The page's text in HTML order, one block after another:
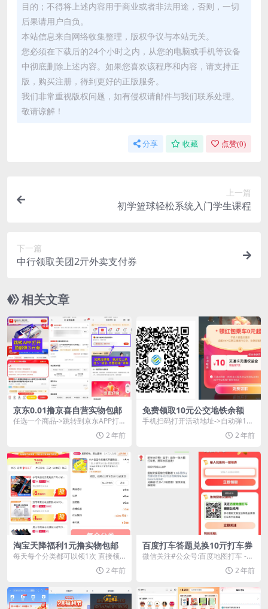
目的；不得将上述内容用于商业或者非法用途，否则，一切
后果请用户自负。
本站信息来自网络收集整理，版权争议与本站无关。
您必须在下载后的24个小时之内，从您的电脑或手机等设备
中彻底删除上述内容。如果您喜欢该程序和内容，请支持正
版，购买注册，得到更好的正版服务。
我们非常重视版权问题，如有侵权请邮件与我们联系处理。
敬请谅解！
分享 收藏 点赞(0)
上一篇
初学篮球轻松系统入门学生课程
下一篇
中行领取美团2亓外卖支付券
相关文章
京东0.01撸京喜自营实物包邮
任选一个商品->跳转到京东APP打
开->顶部弹3减2.99亓券-&g...
2 年前
免费领取10元公交地铁余额
手机扫码打开活动地址->自动弹10
元权益金，可0元充值10元公交地
2 年前
淘宝天降福利1元撸实物包邮
每天每个分类都可以领1次 直接领
“优惠券+淘礼金”下单即可，最低0
2 年前
百度打车答题兑换10亓打车券
微信关注#公众号:百度地图打车 ->
发送“打车2025”->复制兑换...
2 年前